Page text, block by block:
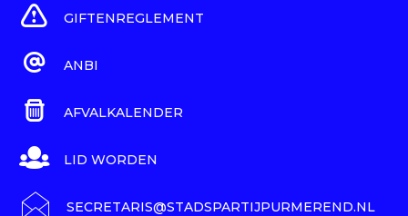
GIFTENREGLEMENT
ANBI
AFVALKALENDER
LID WORDEN
SECRETARIS@STADSPARTIJPURMEREND.NL